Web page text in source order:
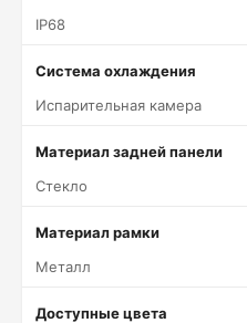
IP68
Система охлаждения
Испарительная камера
Материал задней панели
Стекло
Материал рамки
Металл
Доступные цвета